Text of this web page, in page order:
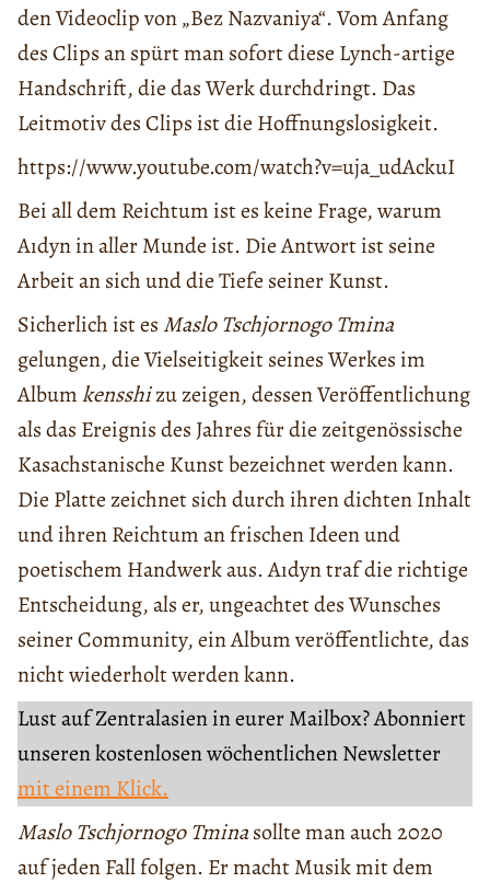
den Videoclip von „Bez Nazvaniya“. Vom Anfang
des Clips an spürt man sofort diese Lynch-artige
Handschrift, die das Werk durchdringt. Das
Leitmotiv des Clips ist die Hoffnungslosigkeit.
https://www.youtube.com/watch?v=uja_udAckuI
Bei all dem Reichtum ist es keine Frage, warum
Aıdyn in aller Munde ist. Die Antwort ist seine
Arbeit an sich und die Tiefe seiner Kunst.
Sicherlich ist es Maslo Tschjornogo Tmina
gelungen, die Vielseitigkeit seines Werkes im
Albumkensshizu zeigen, dessen Veröffentlichung
als das Ereignis des Jahres für die zeitgenössische
Kasachstanische Kunst bezeichnet werden kann.
Die Platte zeichnet sich durch ihren dichten Inhalt
und ihren Reichtum an frischen Ideen und
poetischem Handwerk aus. Aıdyn traf die richtige
Entscheidung, als er, ungeachtet des Wunsches
seiner Community, ein Album veröffentlichte, das
nicht wiederholt werden kann.
Lust auf Zentralasien in eurer Mailbox? Abonniert
unseren kostenlosen wöchentlichen Newsletter
mit einem Klick.
Maslo Tschjornogo Tminasollte man auch 2020
auf jeden Fall folgen. Er macht Musik mit dem